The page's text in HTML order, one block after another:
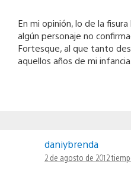
En mi opinión, lo de la
algún personaje no
Fortesque, al que tanto
aquellos años de mi infancia.
daniybrenda
2 de agosto de 2012